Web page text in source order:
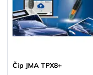
SMART, SUBARU, SUZUKI,
TOYOTA, VOKSWAGEN,
YAMAHA
Čip JMA TPX8+